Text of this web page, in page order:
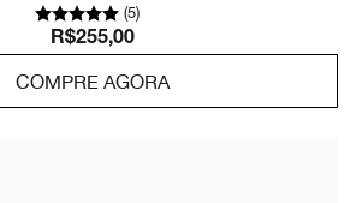
agressores externos.
(5)
R$255,00
COMPRE AGORA